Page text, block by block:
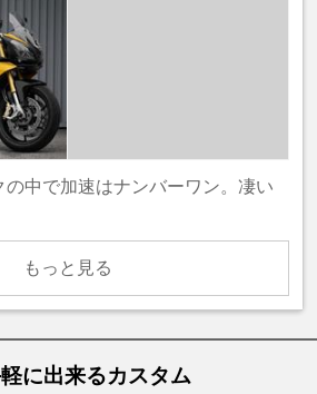
中で加速はナンバーワン。凄い
もっと見る
に出来るカスタム